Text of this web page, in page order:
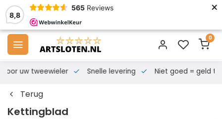
8,8
565 Reviews ×
0
voor uw tweewieler Snelle levering Niet goed = geld
Terug
Kettingblad